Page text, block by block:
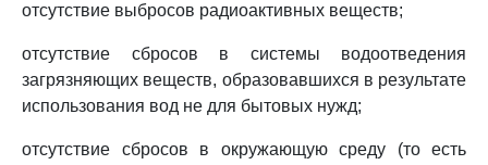
отсутствие выбросов радиоактивных веществ;
отсутствие сбросов в системы водоотведения
загрязняющих веществ, образовавшихся в результате
использования вод не для бытовых нужд;
отсутствие сбросов в окружающую среду (то есть